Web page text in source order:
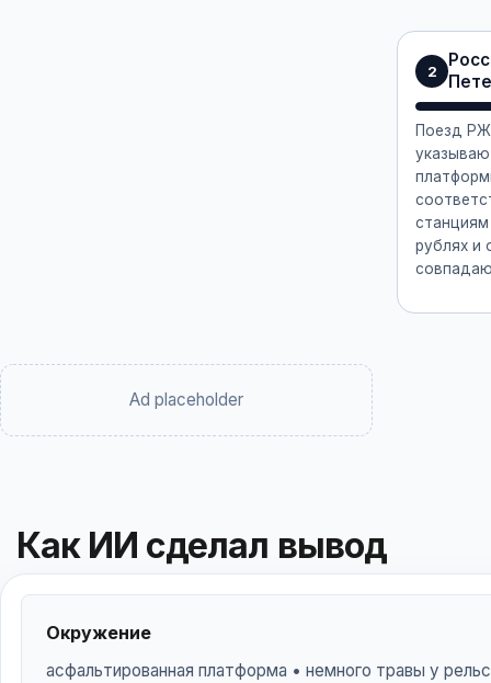
2
Поезд
рублях и
Ad placeholder
Как ИИ сделал вывод
Окружение
асфальтированная платформа • немного травы у